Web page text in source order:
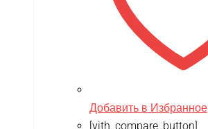
Добавить в Избранное
[yith_compare_button]